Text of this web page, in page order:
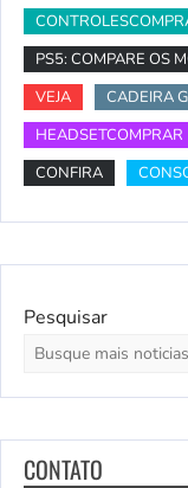
PS5: COMPARE OS
VEJA
CADEIRA
HEADSETCOMPRAR
CONFIRA
Pesquisar
CONTATO